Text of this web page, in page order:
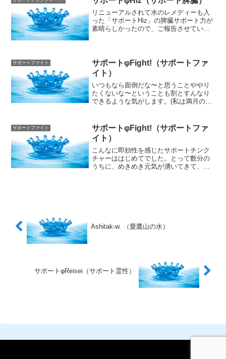
きいものを着けなけ...
リニューアルされて水のレメディーも入
った「サポートHiz」の脾臓サポート力が
素晴らしかったので、ご報告させていた
す。物事に取り組む...
サポートファイト
サポートφFight!（サポートファ
イト）
いつもなら面倒だな〜と思うことややり
たくないな〜ということも割とすんなり
できるような気がします。(私は満月の夜
多いのですが、同じ感じがします)
サポートファイト
サポートφFight!（サポートファ
イト）
こんなに即効性を感じたサポートチンク
チャーははじめてでした。とって数分の
うちに、めきめき元気が湧いてきて、自
Ashitak-w. （愛鷹山の水）
サポートφReisei（サポート霊性）